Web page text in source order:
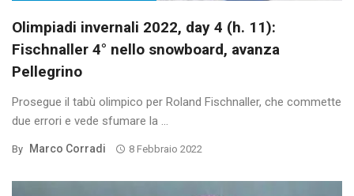
Olimpiadi invernali 2022, day 4 (h. 11):
Fischnaller 4° nello snowboard, avanza
Pellegrino
Prosegue il tabù olimpico per Roland Fischnaller, che commette
due errori e vede sfumare la ...
By Marco Corradi 8 Febbraio 2022